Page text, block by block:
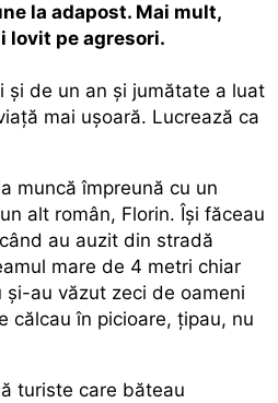
la adapost. Mai mult,
lovit pe agresori.
și de un an și jumătate a luat
mai ușoară. Lucrează ca
muncă împreună cu un
alt român, Florin. Își făceau
au auzit din stradă
mare de 4 metri chiar
au văzut zeci de oameni
călcau în picioare, țipau, nu
turiste care băteau